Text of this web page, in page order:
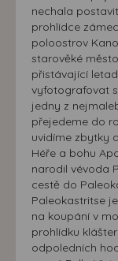
nechala
prohlídce
poloostrov
starověké
přistávající
vyfotografovat
jedny z
přejedeme do
uvidíme zbytky
Héře a bohu
narodil vévoda
cestě do
Paleokastritse
na koupání v
prohlídku
odpoledních
souhlasu,
přizpůsobených